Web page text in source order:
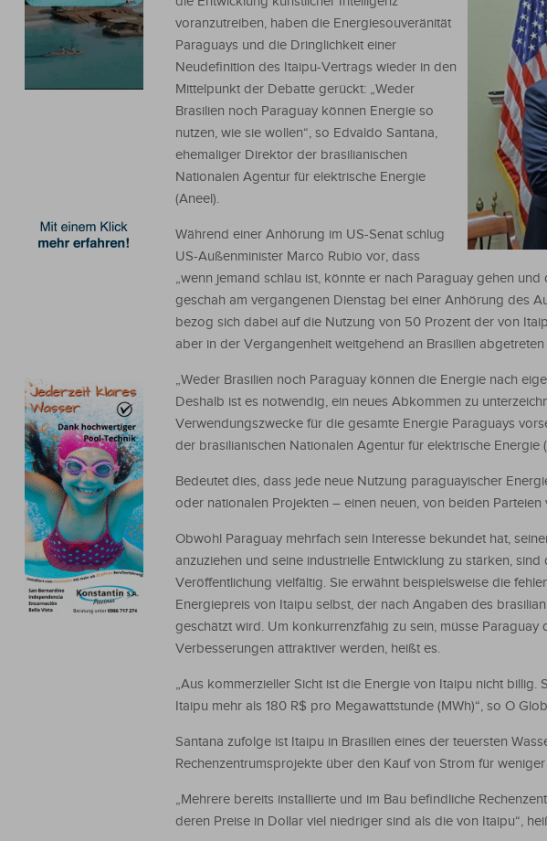
voranzutreiben, haben die Energiesouveränität
Paraguays und die Dringlichkeit einer
Neudefinition des Itaipu-Vertrags wieder in den
Mittelpunkt der Debatte gerückt: „Weder
Brasilien noch Paraguay können Energie so
nutzen, wie sie wollen“, so Edvaldo Santana,
ehemaliger Direktor der brasilianischen
Nationalen Agentur für elektrische Energie
(Aneel).
Während einer Anhörung im US-Senat schlug
US-Außenminister Marco Rubio vor, dass
„wenn jemand schlau ist, könnte er nach Paraguay gehen
geschah am vergangenen Dienstag bei einer Anhörung des
bezog sich dabei auf die Nutzung von 50 Prozent der von
aber in der Vergangenheit weitgehend an Brasilien
„Weder Brasilien noch Paraguay können die Energie nach
Deshalb ist es notwendig, ein neues Abkommen zu
Verwendungszwecke für die gesamte Energie Paraguays
der brasilianischen Nationalen Agentur für elektrische
Bedeutet dies, dass jede neue Nutzung paraguayischer
oder nationalen Projekten – einen neuen, von beiden
Obwohl Paraguay mehrfach sein Interesse bekundet hat,
anzuziehen und seine industrielle Entwicklung zu stärken,
Veröffentlichung vielfältig. Sie erwähnt beispielsweise die
Energiepreis von Itaipu selbst, der nach Angaben des
geschätzt wird. Um konkurrenzfähig zu sein, müsse
Verbesserungen attraktiver werden, heißt es.
„Aus kommerzieller Sicht ist die Energie von Itaipu nicht
Itaipu mehr als 180 R$ pro Megawattstunde (MWh)“, so O
Santana zufolge ist Itaipu in Brasilien eines der teuersten
Rechenzentrumsprojekte über den Kauf von Strom für weniger
„Mehrere bereits installierte und im Bau befindliche
deren Preise in Dollar viel niedriger sind als die von Itaipu“,